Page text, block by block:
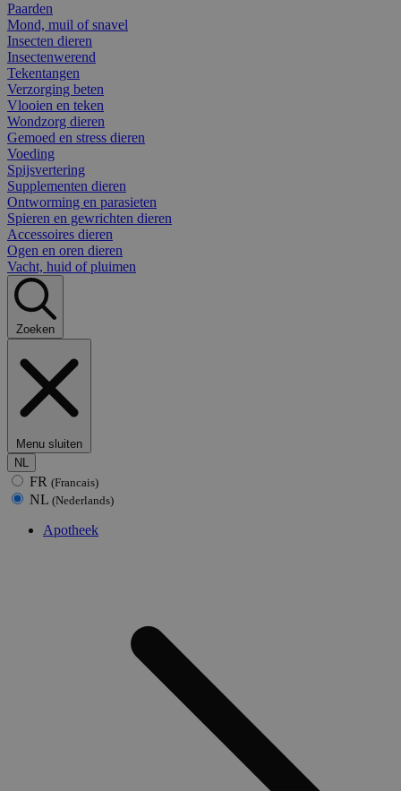
Paarden
Mond, muil of snavel
Insecten dieren
Insectenwerend
Tekentangen
Verzorging beten
Vlooien en teken
Wondzorg dieren
Gemoed en stress dieren
Voeding
Spijsvertering
Supplementen dieren
Ontworming en parasieten
Spieren en gewrichten dieren
Accessoires dieren
Ogen en oren dieren
Vacht, huid of pluimen
Zoeken
Menu sluiten
NL
FR (Francais)
NL (Nederlands)
Apotheek